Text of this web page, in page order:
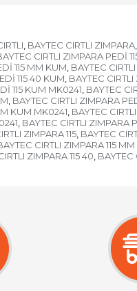
, BAYTEC CIRTLI ZIMPARA,
CIRTLI ZIMPARA PEDİ
115 MM KUM, BAYTEC
115 40 KUM, BAYTEC
115 KUM MK0241, BAYTEC
, BAYTEC CIRTLI ZIMPARA
KUM MK0241, BAYTEC
, BAYTEC CIRTLI ZIMPARA
ZIMPARA 115, BAYTEC
CIRTLI ZIMPARA 115
ZIMPARA 115 40, BAYTEC